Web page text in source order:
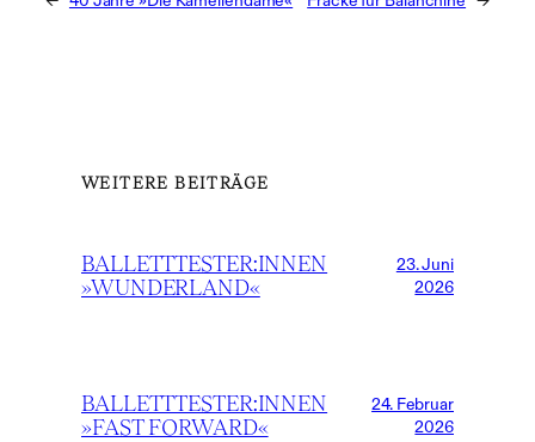
WEITERE BEITRÄGE
BALLETTTESTER:INNEN
»WUNDERLAND«
23. Juni
2026
BALLETTTESTER:INNEN
»FAST FORWARD«
24. Februar
2026